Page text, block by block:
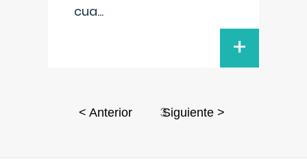
cua...
+
< Anterior 3Siguiente >